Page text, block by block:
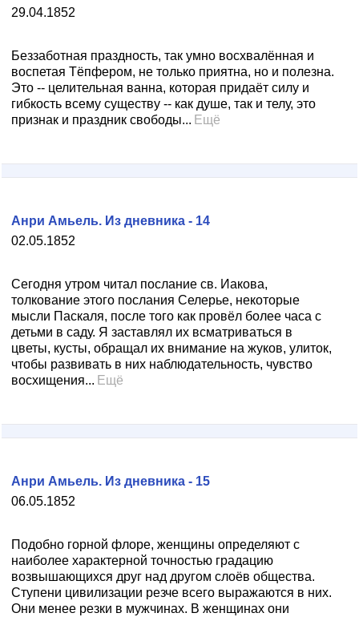
29.04.1852
Беззаботная праздность, так умно восхвалённая и
воспетая Тёпфером, не только приятна, но и полезна.
Это -- целительная ванна, которая придаёт силу и
гибкость всему существу -- как душе, так и телу, это
признак и праздник свободы... Ещё
02.05.1852
Анри Амьель. Из дневника - 14
Сегодня утром читал послание св. Иакова,
толкование этого послания Селерье, некоторые
мысли Паскаля, после того как провёл более часа с
детьми в саду. Я заставлял их всматриваться в
цветы, кусты, обращал их внимание на жуков, улиток,
чтобы развивать в них наблюдательность, чувство
восхищения... Ещё
06.05.1852
Анри Амьель. Из дневника - 15
Подобно горной флоре, женщины определяют с
наиболее характерной точностью градацию
возвышающихся друг над другом слоёв общества.
Ступени цивилизации резче всего выражаются в них.
Они менее резки в мужчинах. В женщинах они